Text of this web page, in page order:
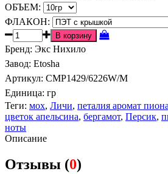
ОБЪЕМ:
ФЛАКОН:
Бренд: Экс Нихило
Завод: Etosha
Артикул: CMP1429/6226W/M
Единица: гр
Теги: мох, Личи, петалия аромат
цветок апельсина, бергамот, Персик,
ноты
Описание
Отзывы (0)